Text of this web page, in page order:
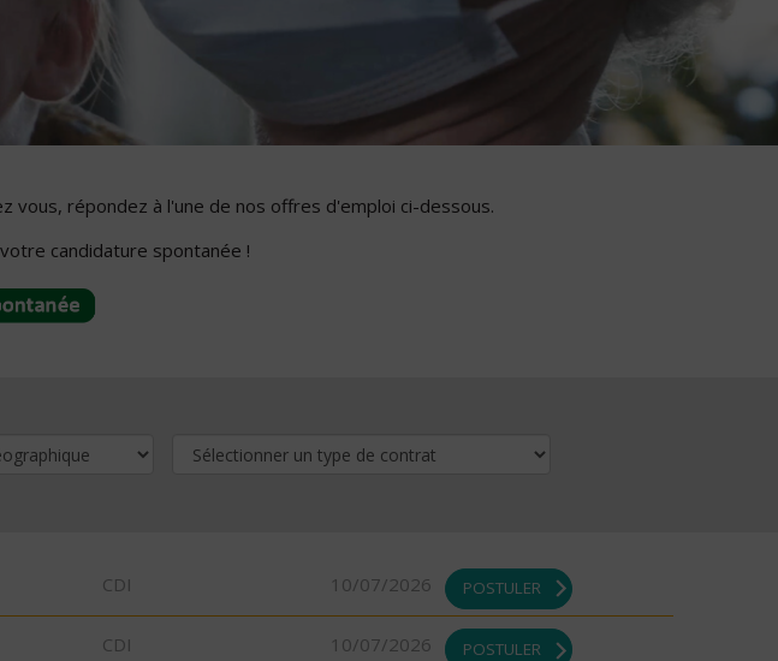
vous, répondez à l'une de nos offres d'emploi ci-dessous.
candidature spontanée !
CDI 10/07/2026 POSTULER
CDI 10/07/2026 POSTULER